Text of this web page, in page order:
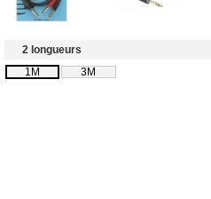
2 longueurs
1M
3M